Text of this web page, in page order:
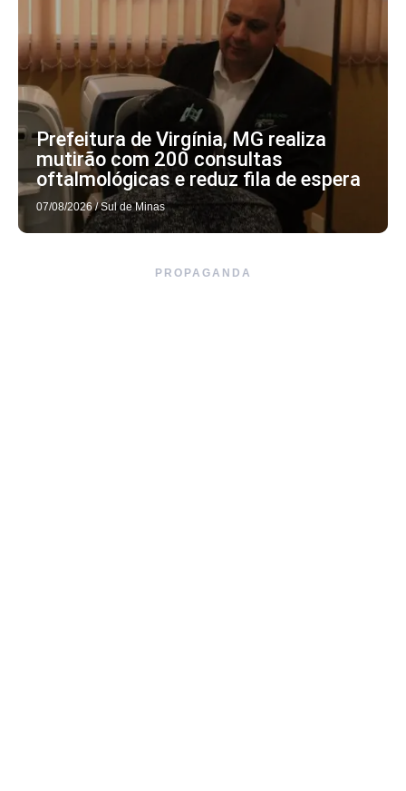
Prefeitura de Virgínia, MG realiza
mutirão com 200 consultas
oftalmológicas e reduz fila de espera
07/08/2026 / Sul de Minas
PROPAGANDA